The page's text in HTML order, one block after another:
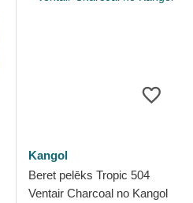
Kangol
Beret pelēks Tropic 504
Ventair Charcoal no Kangol